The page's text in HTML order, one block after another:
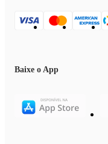
Baixe o App